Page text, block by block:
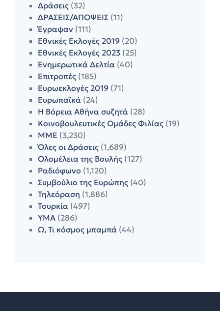
Δράσεις (32)
ΔΡΑΣΕΙΣ/ΑΠΟΨΕΙΣ (11)
Έγραψαν (111)
Εθνικές Εκλογές 2019 (20)
Εθνικές Εκλογές 2023 (25)
Ενημερωτικά Δελτία (40)
Επιτροπές (185)
Ευρωεκλογές 2019 (71)
Ευρωπαϊκά (24)
Η Βόρεια Αθήνα συζητά (28)
Κοινοβουλευτικές Ομάδες Φιλίας (19)
ΜΜΕ (3,230)
Όλες οι Δράσεις (1,689)
Ολομέλεια της Βουλής (127)
Ραδιόφωνο (1,120)
Συμβούλιο της Ευρώπης (40)
Τηλεόραση (1,886)
Τουρκία (497)
ΥΜΑ (286)
Ω, Τι κόσμος μπαμπά (44)